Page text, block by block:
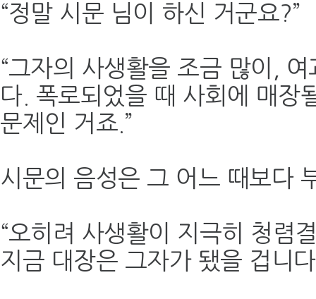
“정말 시문 님이 하신 거군요?”
“그자의 사생활을 조금 많이,
다. 폭로되었을 때 사회에 매장
문제인 거죠.”
시문의 음성은 그 어느 때보다
“오히려 사생활이 지극히 청렴
지금 대장은 그자가 됐을 겁니